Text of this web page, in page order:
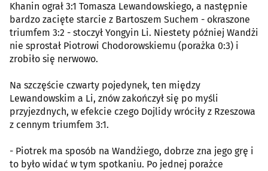
Khanin ograł 3:1 Tomasza Lewandowskiego, a następnie
bardzo zacięte starcie z Bartoszem Suchem - okraszone
triumfem 3:2 - stoczył Yongyin Li. Niestety później Wandżi
nie sprostał Piotrowi Chodorowskiemu (porażka 0:3) i
zrobiło się nerwowo.
Na szczęście czwarty pojedynek, ten między
Lewandowskim a Li, znów zakończył się po myśli
przyjezdnych, w efekcie czego Dojlidy wróciły z Rzeszowa
z cennym triumfem 3:1.
- Piotrek ma sposób na Wandżiego, dobrze zna jego grę i
to było widać w tym spotkaniu. Po jednej porażce